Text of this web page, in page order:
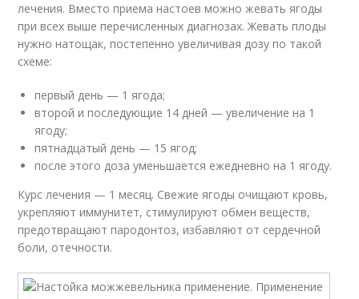
лечения. Вместо приема настоев можно жевать ягоды
при всех выше перечисленных диагнозах. Жевать плоды
нужно натощак, постепенно увеличивая дозу по такой
схеме:
первый день — 1 ягода;
второй и последующие 14 дней — увеличение на 1
ягоду;
пятнадцатый день — 15 ягод;
после этого доза уменьшается ежедневно на 1 ягоду.
Курс лечения — 1 месяц. Свежие ягоды очищают кровь,
укрепляют иммунитет, стимулируют обмен веществ,
предотвращают пародонтоз, избавляют от сердечной
боли, отечности.